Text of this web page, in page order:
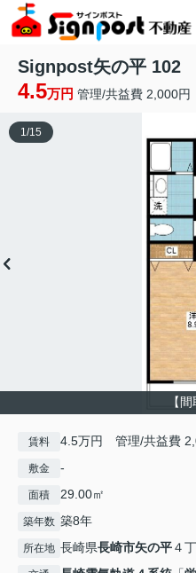
Signpost矢の平 102
4.5万円 管理/共益費 2,000円
【
1/15
賃料 4.5万円 管理/共益費
敷金 -
面積 29.00㎡
築年数 築8年
所在地 長崎県長崎市矢の平４